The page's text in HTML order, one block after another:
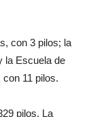
con 3 pilos; la
la Escuela de
11 pilos.
pilos. La